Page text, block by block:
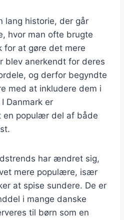
lang historie, der går
hvor man ofte brugte
for at gøre det mere
blev anerkendt for deres
og derfor begyndte
med at inkludere dem i
Danmark er
en populær del af både
har ændret sig,
mere populære, især
at spise sundere. De er
i mange danske
til børn som en